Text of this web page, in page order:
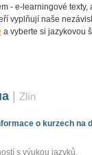
- e-learningové
vyplňují naše
a vyberte si jazykovou
Zlín
o kurzech na
s výukou jazyků.